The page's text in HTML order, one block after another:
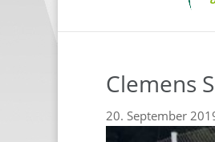
Clemens
20. September